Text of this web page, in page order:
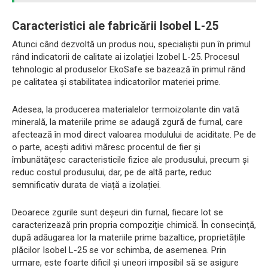
Caracteristici ale fabricării Isobel L-25
Atunci când dezvoltă un produs nou, specialiștii pun în primul
rând indicatorii de calitate ai izolației Izobel L-25. Procesul
tehnologic al produselor EkoSafe se bazează în primul rând
pe calitatea și stabilitatea indicatorilor materiei prime.
Adesea, la producerea materialelor termoizolante din vată
minerală, la materiile prime se adaugă zgură de furnal, care
afectează în mod direct valoarea modulului de aciditate. Pe de
o parte, acești aditivi măresc procentul de fier și
îmbunătățesc caracteristicile fizice ale produsului, precum și
reduc costul produsului, dar, pe de altă parte, reduc
semnificativ durata de viață a izolației.
Deoarece zgurile sunt deșeuri din furnal, fiecare lot se
caracterizează prin propria compoziție chimică. În consecință,
după adăugarea lor la materiile prime bazaltice, proprietățile
plăcilor Isobel L-25 se vor schimba, de asemenea. Prin
urmare, este foarte dificil și uneori imposibil să se asigure